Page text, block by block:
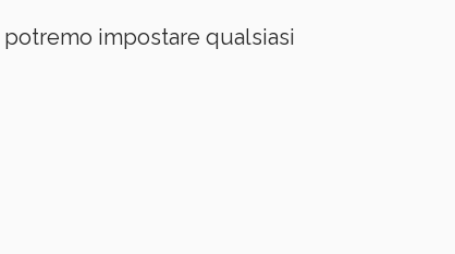
potremo impostare qualsiasi